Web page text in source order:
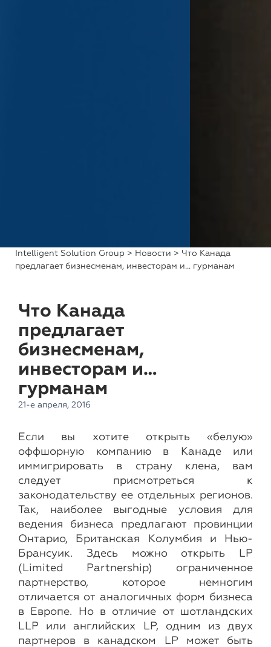
Intelligent Solution Group > Новости > Что Канада
предлагает бизнесменам, инвесторам и… гурманам
Что Канада
предлагает
бизнесменам,
инвесторам и…
гурманам
21-е апреля, 2016
Если вы хотите открыть «белую»
оффшорную компанию в Канаде или
иммигрировать в страну клена, вам
следует присмотреться к
законодательству ее отдельных регионов.
Так, наиболее выгодные условия для
ведения бизнеса предлагают провинции
Онтарио, Британская Колумбия и Нью-
Брансуик. Здесь можно открыть LP
(Limited Partnership) ограниченное
партнерство, которое немногим
отличается от аналогичных форм бизнеса
в Европе. Но в отличие от шотландских
LLP или английских LP, одним из двух
партнеров в канадском LP может быть